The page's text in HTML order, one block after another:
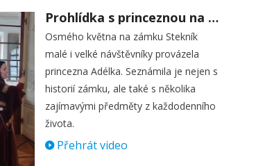
Prohlídka s princeznou na zámku Stekník
Osmého května na zámku Stekník
malé i velké návštěvníky provázela
princezna Adélka. Seznámila je nejen s
historií zámku, ale také s několika
zajímavými předměty z každodenního
života.
Přehrát video